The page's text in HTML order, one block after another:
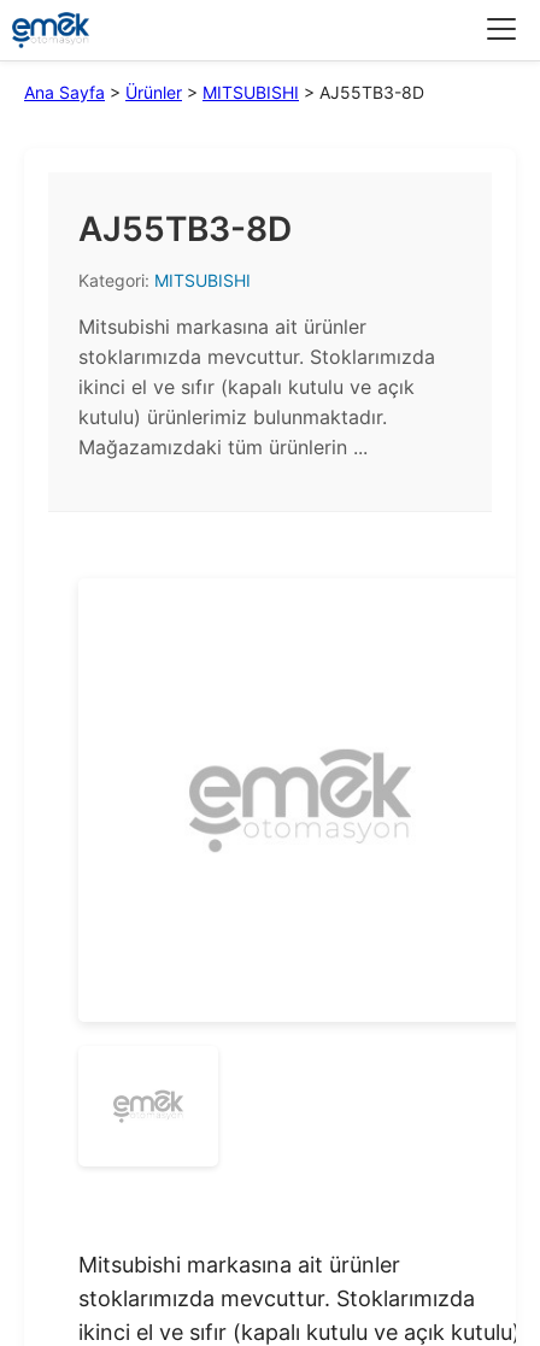
Ana Sayfa > Ürünler > MITSUBISHI > AJ55TB3-8D
AJ55TB3-8D
Kategori: MITSUBISHI
Mitsubishi markasına ait ürünler
stoklarımızda mevcuttur. Stoklarımızda
ikinci el ve sıfır (kapalı kutulu ve açık
kutulu) ürünlerimiz bulunmaktadır.​
Mağazamızdaki tüm ürünlerin ...
Mitsubishi markasına ait ürünler
stoklarımızda mevcuttur. Stoklarımızda
ikinci el ve sıfır (kapalı kutulu ve açık kutulu)